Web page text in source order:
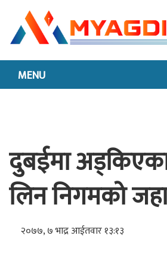
MENU
दुबईमा
लिन निगमको
२०७७, ७ भाद्र आईतवार १३:१३